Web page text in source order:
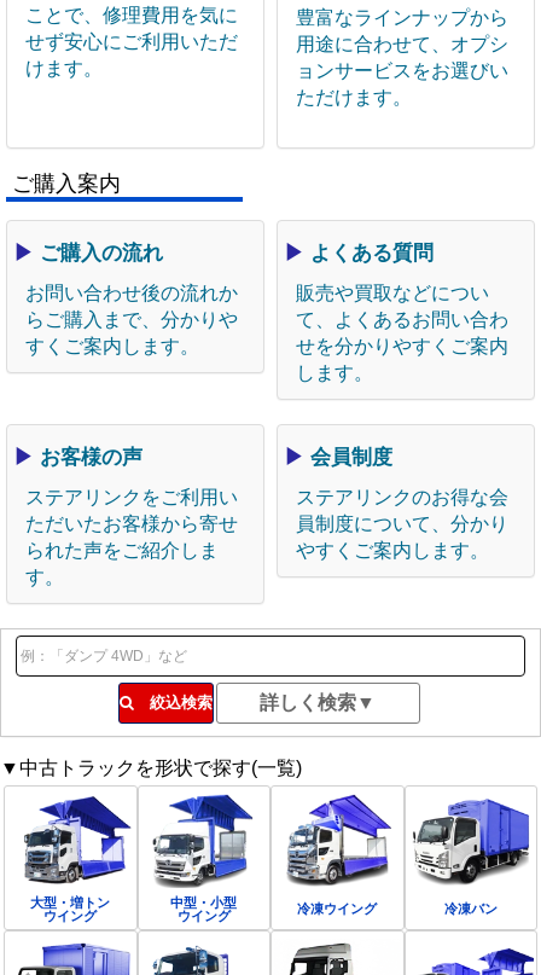
ことで、修理費用を気に
せず安心にご利用いただ
けます。
豊富なラインナップから
用途に合わせて、オプシ
ョンサービスをお選びい
ただけます。
ご購入案内
▶ ご購入の流れ
お問い合わせ後の流れか
らご購入まで、分かりや
すくご案内します。
▶ よくある質問
販売や買取などについ
て、よくあるお問い合わ
せを分かりやすくご案内
します。
▶ お客様の声
ステアリンクをご利用い
ただいたお客様から寄せ
られた声をご紹介しま
す。
▶ 会員制度
ステアリンクのお得な会
員制度について、分かり
やすくご案内します。
絞込検索
▼中古トラックを形状で探す(一覧)
大型・増トン
ウイング
中型・小型
ウイング
冷凍ウイング 冷凍バン